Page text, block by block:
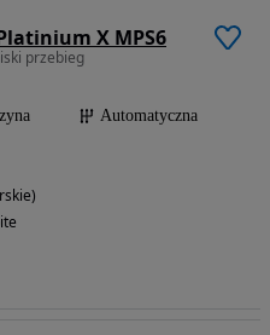
X MPS6
przebieg
Automatyczna